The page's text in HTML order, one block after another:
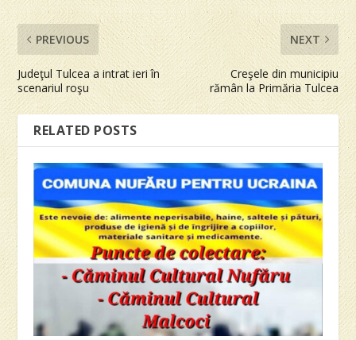
PREVIOUS
Judeţul Tulcea a intrat ieri în
scenariul roşu
NEXT
Creşele din municipiu
rămân la Primăria Tulcea
RELATED POSTS